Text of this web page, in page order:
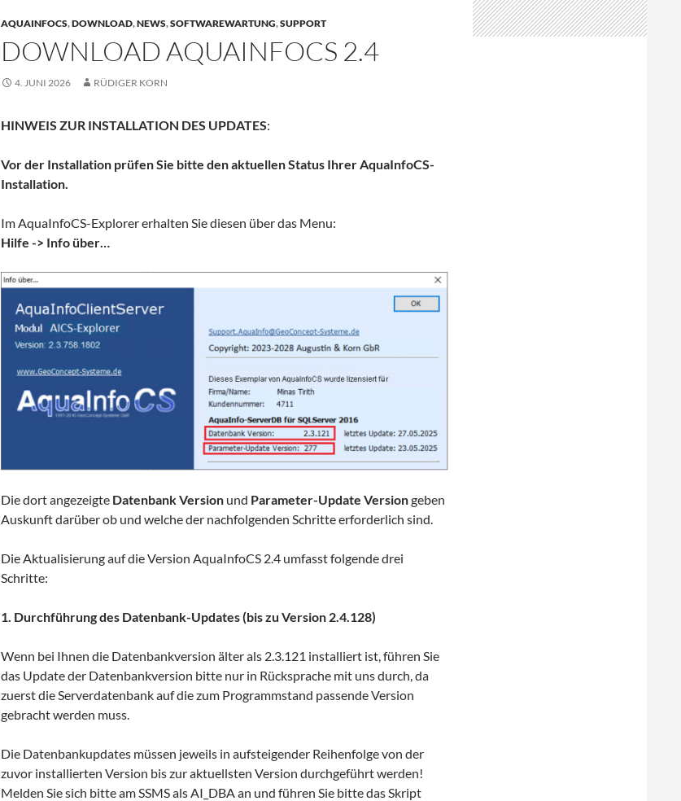
AQUAINFOCS,DOWNLOAD,NEWS,SOFTWAREWARTUNG,SUPPORT
DOWNLOAD AQUAINFOCS 2.4
4. JUNI 2026 RÜDIGER KORN
HINWEIS ZUR INSTALLATION DES UPDATES:
Vor der Installation prüfen Sie bitte den aktuellen Status Ihrer AquaInfoCS-
Installation.
Im AquaInfoCS-Explorer erhalten Sie diesen über das Menu:
Hilfe -> Info über…
Die dort angezeigte Datenbank Version und Parameter-Update Versiongeben
Auskunft darüber ob und welche der nachfolgenden Schritte erforderlich sind.
Die Aktualisierung auf die Version AquaInfoCS 2.4 umfasst folgende drei
Schritte:
1. Durchführung des Datenbank-Updates (bis zu Version 2.4.128)
Wenn bei Ihnen die Datenbankversion älter als 2.3.121 installiert ist, führen Sie
das Update der Datenbankversion bitte nur in Rücksprache mit uns durch, da
zuerst die Serverdatenbank auf die zum Programmstand passende Version
gebracht werden muss.
Die Datenbankupdates müssen jeweils in aufsteigender Reihenfolge von der
zuvor installierten Version bis zur aktuellsten Version durchgeführt werden!
Melden Sie sich bitte am SSMS als AI_DBA an und führen Sie bitte das Skript